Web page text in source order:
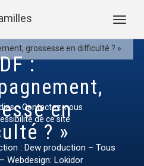
grossesse en difficulté ? »
:
en
? »
Contactez-nous
de ce site
: Dew production – Tous
Webdesign: Lokidor